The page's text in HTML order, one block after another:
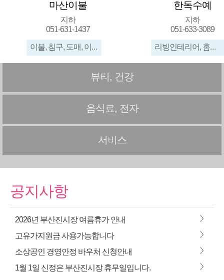
마산이불
051-631-1437
이불, 침구, 도매, 이불세트, 기숙사이불, 이불도매, 싱글이불, 퀸이불
한독수예
051-633-3089
리빙인테리어, 홈데코
뷰티, 건강
음식료, 전자
서비스
공지사항
2026년 부산진시장 여름휴가 안내 >
고유가지원금 사용가능합니다 >
소상공인 경영안정 바우처 신청안내 >
1월 1일 신정은 부산진시장 휴무일입니다. >